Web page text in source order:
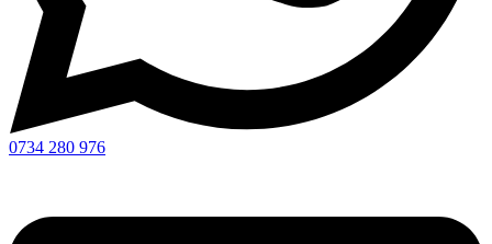
0734 280 976